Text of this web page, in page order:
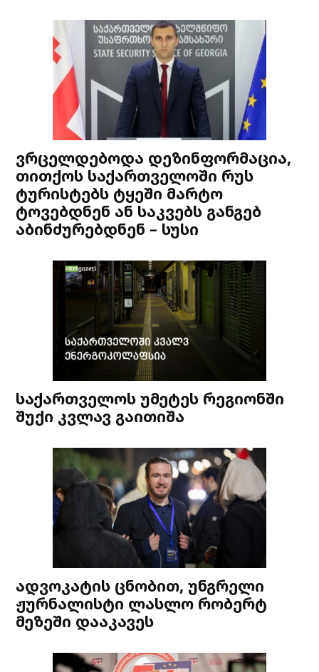
ვრცელდებოდა დეზინფორმაცია,
თითქოს საქართველოში რუს
ტურისტებს ტყეში მარტო
ტოვებდნენ ან საკვებს განგებ
აბინძურებდნენ – სუსი
საქართველოს უმეტეს რეგიონში
შუქი კვლავ გაითიშა
ადვოკატის ცნობით, უნგრელი
ჟურნალისტი ლასლო რობერტ
მეზეში დააკავეს